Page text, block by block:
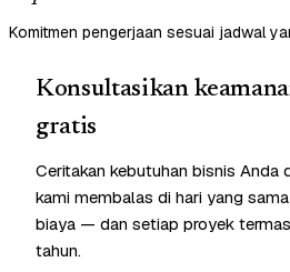
Komitmen pengerjaan sesuai jadwal
Konsultasikan
gratis
Ceritakan kebutuhan bisnis Anda
kami membalas di hari yang
biaya — dan setiap proyek
tahun.